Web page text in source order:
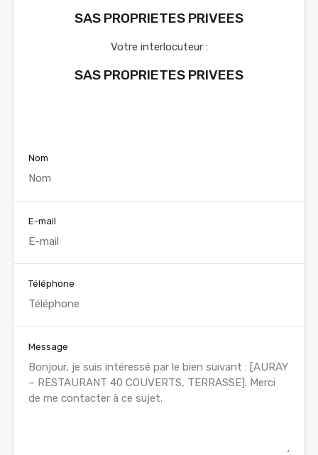
SAS PROPRIETES PRIVEES
Votre interlocuteur :
SAS PROPRIETES PRIVEES
Nom
E-mail
Téléphone
Message